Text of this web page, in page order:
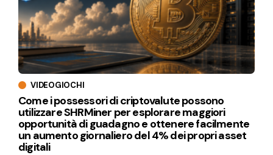
VIDEOGIOCHI
Come i possessori di criptovalute possono
utilizzare SHRMiner per esplorare maggiori
opportunità di guadagno e ottenere facilmente
un aumento giornaliero del 4% dei propri asset
digitali